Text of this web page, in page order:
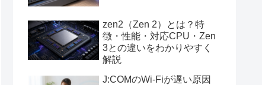
zen2（Zen 2）とは？特
徴・性能・対応CPU・Zen
3との違いをわかりやすく
解説
J:COMのWi-Fiが遅い原因